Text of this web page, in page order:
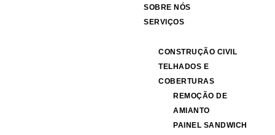
SOBRE NÓS
SERVIÇOS
CONSTRUÇÃO CIVIL
TELHADOS E
COBERTURAS
REMOÇÃO DE
AMIANTO
PAINEL SANDWICH